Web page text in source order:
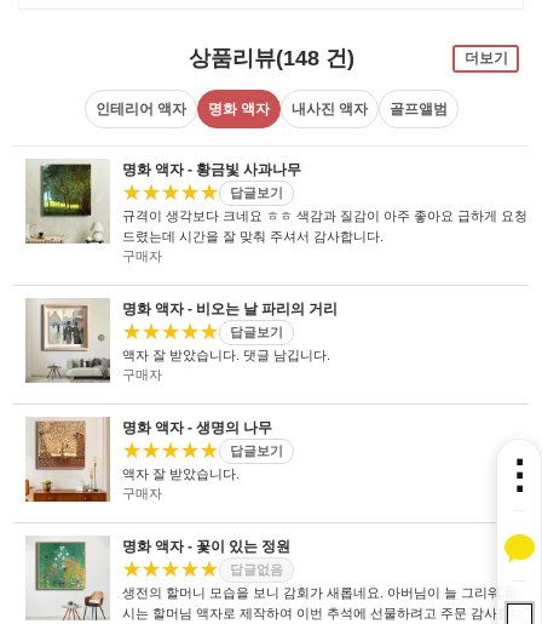
상품리뷰(148 건) 더보기
인테리어 액자 명화 액자 내사진 액자 골프앨범
명화 액자 - 황금빛 사과나무
★★★★★
답글보기
규격이 생각보다 크네요 ㅎㅎ 색감과 질감이 아주 좋아요 급하게 요청
드렸는데 시간을 잘 맞춰 주셔서 감사합니다.
구매자
명화 액자 - 비오는 날 파리의 거리
★★★★★
답글보기
액자 잘 받았습니다. 댓글 남깁니다.
구매자
명화 액자 - 생명의 나무
★★★★★
답글보기
액자 잘 받았습니다.
구매자
명화 액자 - 꽃이 있는 정원
★★★★★
답글없음
생전의 할머니 모습을 보니 감회가 새롭네요. 아버님이 늘 그리워 하
시는 할머님 액자로 제작하여 이번 추석에 선물하려고 주문 감사합니
⋮